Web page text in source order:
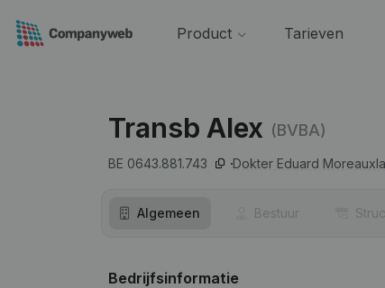
Product Tarieven
Transb Alex (BVBA)
BE 0643.881.743 Dokter Eduard
Algemeen Bestuur
Bedrijfsinformatie